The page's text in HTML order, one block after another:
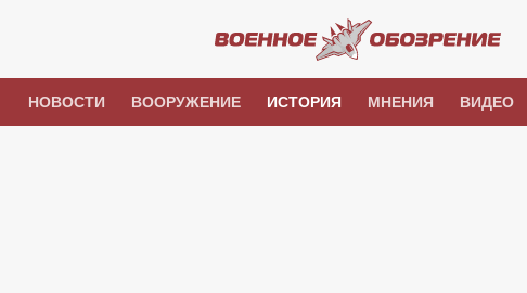
НОВОСТИ ВООРУЖЕНИЕ ИСТОРИЯ МНЕНИЯ ВИДЕО